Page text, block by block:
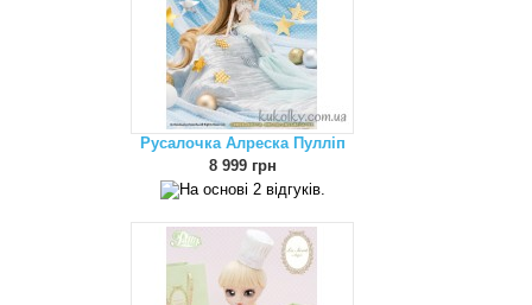
Русалочка Алреска Пулліп
8 999 грн